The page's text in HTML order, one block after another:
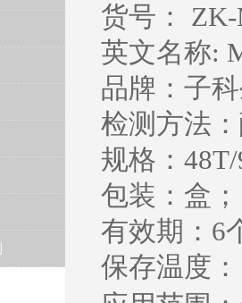
货号：
英文名称:
品牌：子
检测方法
规格：
包装：盒；
有效期： 6
保存温度 ：